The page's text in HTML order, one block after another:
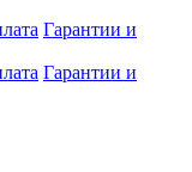
Гарантии и
Гарантии и